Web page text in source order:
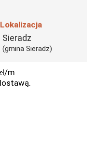
Lokalizacja
Sieradz
(gmina Sieradz)
m